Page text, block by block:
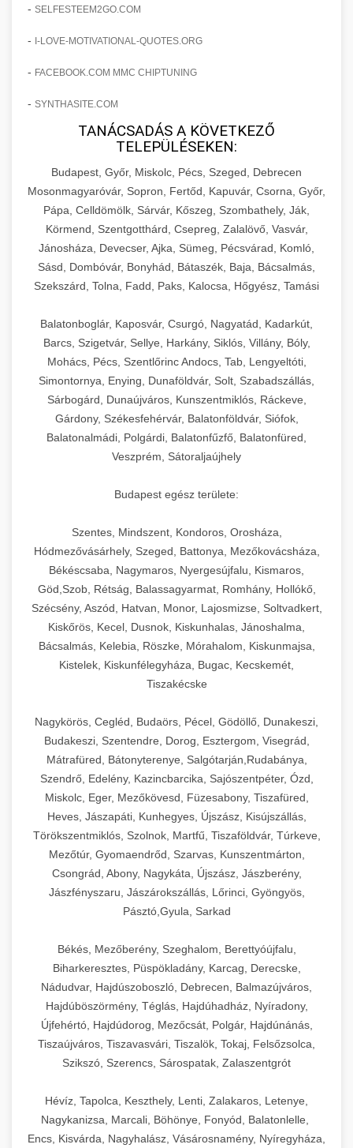
amelyek valós eredményeket hoznak.
szonyegtisztito.net
marketing stratégiai tervrajz
útjáról, bemutatva az utat a küzdő praxistól a
virágzó vállalkozásig 150%-os növekedéssel.
klinika átalakulási történet
Érdeklődés 150%-os Fokozása
Technikák és módszerek a páciensek
érdeklődésének és elkötelezettségének drámai
növeléséhez. Egy 150%-os fellendülési
esettanulmány gyakorlati betekintésekkel.
weboldal-keszites.co
elkötelezettség erősítési módszerek
🎮 19. AI Google Ads és Meta
Kampány Kezelés
Fejlett AI-alapú Google Ads és Meta hirdetési
kampánykezelés. Optimalizálja hirdetési
költségvetését gépi tanulással és
automatizálással.
aikampany.hu AI hirdetési automatizálás
🍞 20. Ipari Dagasztógép +
Professzionális ipari dagasztógépek és
tésztakeverő gépek pékségek és kereskedelmi
konyhák számára. Masszív konstrukció
megbízható teljesítményhez.
chef-iparikonyhagepek.hu
kereskedelmi tésztakeverő
🔪 21. Ipari Szeletelőgép +
Ipari hús- és sajtszeletelő gépek professzionális
élelmiszer-előkészítéshez. Precíziós vágás
állítható vastagság beállítással.
chef-iparikonyhagepek.hu
professzionális élelmiszer szeletelő
📦 22. Vákuumozó Gép +
Kereskedelmi vákuumcsomagoló berendezések
élelmiszerek tartósításához. Hosszabbítsa a
szavatossági időt és tartsa meg a termék
frissességét.
🎁 23. Vákuumfóliázó Gép +
Ipari vákuumfóliázó gépek professzionális
Hatékony lezárási és tartósítási megoldások.
chef-iparikonyhagepek.hu
kereskedelmi csomagoló gép
professzionális konyhák számára. Nagy
kapacitású sütő- és főzőberendezés precíz
hőmérséklet-szabályozással.
chef-iparikonyhagepek.hu
kereskedelmi sütősütő
❄️ 25. Ipari Hűtőszekrény +
Professzionális hűtőegységek és hűtőkamrák
kereskedelmi konyhák számára.
Energiahatékony hűtési megoldások nagy
kapacitással.
chef-iparikonyhagepek.hu
💧 26. Ipari Mosogatógép +
Kereskedelmi mosogatóberendezések nagy
forgalmú éttermi műveletekhez. Gyors tisztítási
ciklusok fertőtlenítési képességekkel.
chef-iparikonyhagepek.hu
🧀 27. Ipari Sajtreszelő Gép +
élelmiszer-előkészítéshez. Különböző reszelési
méretek különböző alkalmazásokhoz.
chef-iparikonyhagepek.hu
kereskedelmi sajtreszelő
🍳 28. Nagykonyhai
Berendezések
+
Teljes körű nagykonyhai berendezések és
professzionális vendéglátóipari kellékek.
Minden, ami szükséges éttermi és catering
műveletekhez.
chef-iparikonyhagepek.hu
kereskedelmi konyhai megoldások
- SELFESTEEM2GO.COM
- I-LOVE-MOTIVATIONAL-QUOTES.ORG
- FACEBOOK.COM MMC CHIPTUNING
- SYNTHASITE.COM
TANÁCSADÁS A KÖVETKEZŐ
TELEPÜLÉSEKEN:
Budapest, Győr, Miskolc, Pécs, Szeged, Debrecen
Mosonmagyaróvár, Sopron, Fertőd, Kapuvár, Csorna, Győr,
Pápa, Celldömölk, Sárvár, Kőszeg, Szombathely, Ják,
Körmend, Szentgotthárd, Csepreg, Zalalövő, Vasvár,
Jánosháza, Devecser, Ajka, Sümeg, Pécsvárad, Komló,
Sásd, Dombóvár, Bonyhád, Bátaszék, Baja, Bácsalmás,
Szekszárd, Tolna, Fadd, Paks, Kalocsa, Hőgyész, Tamási
Balatonboglár, Kaposvár, Csurgó, Nagyatád, Kadarkút,
Barcs, Szigetvár, Sellye, Harkány, Siklós, Villány, Bóly,
Mohács, Pécs, Szentlőrinc Andocs, Tab, Lengyeltóti,
Simontornya, Enying, Dunaföldvár, Solt, Szabadszállás,
Sárbogárd, Dunaújváros, Kunszentmiklós, Ráckeve,
Gárdony, Székesfehérvár, Balatonföldvár, Siófok,
Balatonalmádi, Polgárdi, Balatonfűzfő, Balatonfüred,
Veszprém, Sátoraljaújhely
Budapest egész területe:
Szentes, Mindszent, Kondoros, Orosháza,
Hódmezővásárhely, Szeged, Battonya, Mezőkovácsháza,
Békéscsaba, Nagymaros, Nyergesújfalu, Kismaros,
Göd,Szob, Rétság, Balassagyarmat, Romhány, Hollókő,
Szécsény, Aszód, Hatvan, Monor, Lajosmizse, Soltvadkert,
Kiskőrös, Kecel, Dusnok, Kiskunhalas, Jánoshalma,
Bácsalmás, Kelebia, Röszke, Mórahalom, Kiskunmajsa,
Kistelek, Kiskunfélegyháza, Bugac, Kecskemét,
Tiszakécske
Nagykörös, Cegléd, Budaörs, Pécel, Gödöllő, Dunakeszi,
Budakeszi, Szentendre, Dorog, Esztergom, Visegrád,
Mátrafüred, Bátonyterenye, Salgótarján,Rudabánya,
Szendrő, Edelény, Kazincbarcika, Sajószentpéter, Ózd,
Miskolc, Eger, Mezőkövesd, Füzesabony, Tiszafüred,
Heves, Jászapáti, Kunhegyes, Újszász, Kisújszállás,
Törökszentmiklós, Szolnok, Martfű, Tiszaföldvár, Túrkeve,
Mezőtúr, Gyomaendrőd, Szarvas, Kunszentmárton,
Csongrád, Abony, Nagykáta, Újszász, Jászberény,
Jászfényszaru, Jászárokszállás, Lőrinci, Gyöngyös,
Pásztó,Gyula, Sarkad
Békés, Mezőberény, Szeghalom, Berettyóújfalu,
Biharkeresztes, Püspökladány, Karcag, Derecske,
Nádudvar, Hajdúszoboszló, Debrecen, Balmazújváros,
Hajdúböszörmény, Téglás, Hajdúhadház, Nyíradony,
Újfehértó, Hajdúdorog, Mezőcsát, Polgár, Hajdúnánás,
Tiszaújváros, Tiszavasvári, Tiszalök, Tokaj, Felsőzsolca,
Szikszó, Szerencs, Sárospatak, Zalaszentgrót
Hévíz, Tapolca, Keszthely, Lenti, Zalakaros, Letenye,
Nagykanizsa, Marcali, Böhönye, Fonyód, Balatonlelle,
Encs, Kisvárda, Nagyhalász, Vásárosnamény, Nyíregyháza,